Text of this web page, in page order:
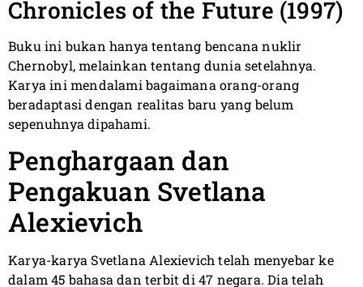
Chronicles of the Future (1997)
Buku ini bukan hanya tentang bencana nuklir
Chernobyl, melainkan tentang dunia setelahnya.
Karya ini mendalami bagaimana orang-orang
beradaptasi dengan realitas baru yang belum
sepenuhnya dipahami.
Penghargaan dan
Pengakuan Svetlana
Alexievich
Karya-karya Svetlana Alexievich telah menyebar ke
dalam 45 bahasa dan terbit di 47 negara. Dia telah